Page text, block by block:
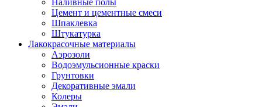
Наливные полы
Цемент и цементные смеси
Шпаклевка
Штукатурка
Лакокрасочные материалы
Аэрозоли
Водоэмульсионные краски
Грунтовки
Декоративные эмали
Колеры